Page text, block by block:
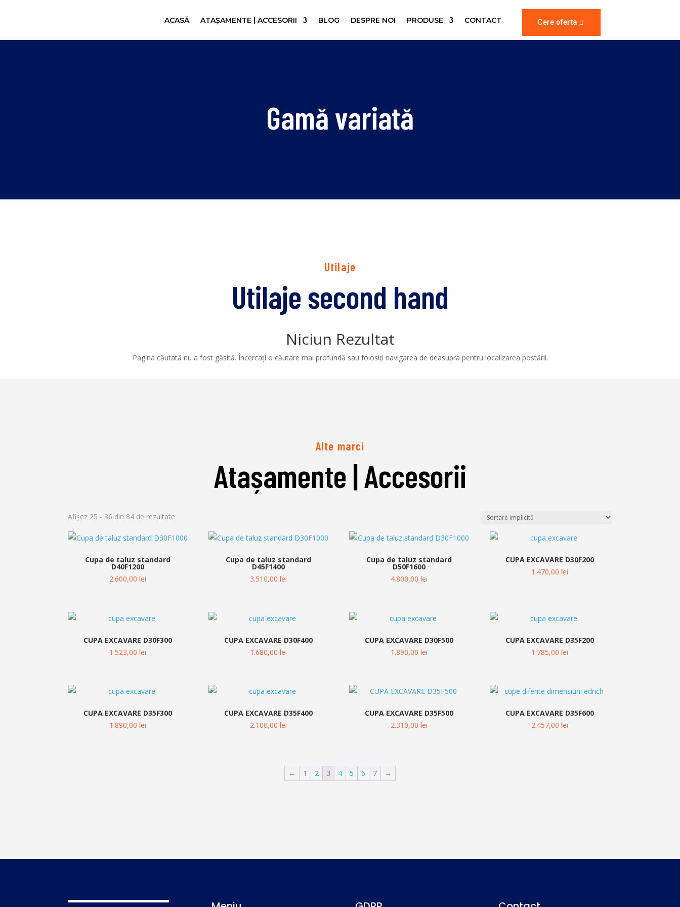
ACASĂ ATAȘAMENTE | ACCESORII BLOG DESPRE NOI PRODUSE CONTACT Cere oferta
Gamă variată
Utilaje
Utilaje second hand
Niciun Rezultat
Pagina căutată nu a fost găsită. Încercați o căutare mai profundă sau folosiți navigarea de deasupra pentru localizarea postării.
Alte marci
Atașamente | Accesorii
Afișez 25 - 36 din 84 de rezultate
Cupa de taluz standard
D40F1200
2.600,00lei
Cupa de taluz standard
D45F1400
3.510,00lei
Cupa de taluz standard
D50F1600
4.800,00lei
CUPA EXCAVARE D30F200
1.470,00lei
CUPA EXCAVARE D30F300
1.523,00lei
CUPA EXCAVARE D30F400
1.680,00lei
CUPA EXCAVARE D30F500
1.890,00lei
CUPA EXCAVARE D35F200
1.785,00lei
CUPA EXCAVARE D35F300
1.890,00lei
CUPA EXCAVARE D35F400
2.100,00lei
CUPA EXCAVARE D35F500
2.310,00lei
CUPA EXCAVARE D35F600
2.457,00lei
← 1 2 3 4 5 6 7 →